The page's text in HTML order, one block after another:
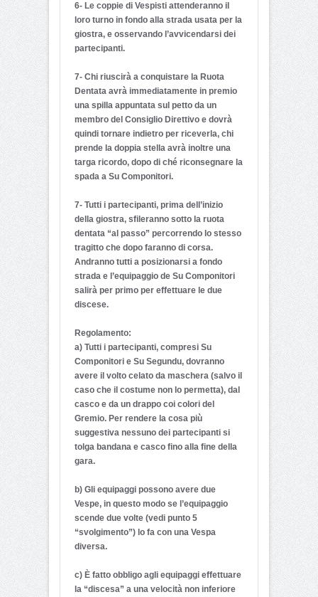
6- Le coppie di Vespisti attenderanno il
loro turno in fondo alla strada usata per la
giostra, e osservando l’avvicendarsi dei
partecipanti.
7- Chi riuscirà a conquistare la Ruota
Dentata avrà immediatamente in premio
una spilla appuntata sul petto da un
membro del Consiglio Direttivo e dovrà
quindi tornare indietro per riceverla, chi
prende la doppia stella avrà inoltre una
targa ricordo, dopo di ché riconsegnare la
spada a Su Componitori.
7- Tutti i partecipanti, prima dell’inizio
della giostra, sfileranno sotto la ruota
dentata “al passo” percorrendo lo stesso
tragitto che dopo faranno di corsa.
Andranno tutti a posizionarsi a fondo
strada e l’equipaggio de Su Componitori
salirà per primo per effettuare le due
discese.
Regolamento:
a) Tutti i partecipanti, compresi Su
Componitori e Su Segundu, dovranno
avere il volto celato da maschera (salvo il
caso che il costume non lo permetta), dal
casco e da un drappo coi colori del
Gremio. Per rendere la cosa più
suggestiva nessuno dei partecipanti si
tolga bandana e casco fino alla fine della
gara.
b) Gli equipaggi possono avere due
Vespe, in questo modo se l’equipaggio
scende due volte (vedi punto 5
“svolgimento”) lo fa con una Vespa
diversa.
c) È fatto obbligo agli equipaggi effettuare
la “discesa” a una velocità non inferiore